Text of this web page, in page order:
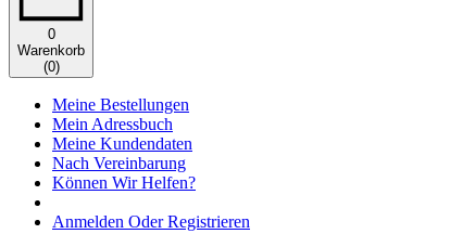
0
Warenkorb
(0)
Meine Bestellungen
Mein Adressbuch
Meine Kundendaten
Nach Vereinbarung
Können Wir Helfen?
Anmelden Oder Registrieren